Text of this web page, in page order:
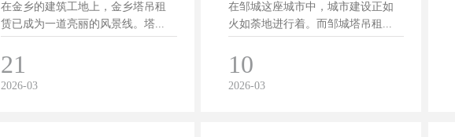
章
在金乡的建筑工地上，金乡塔吊租
赁已成为一道亮丽的风景线。塔...
21
2026-03
的强劲引擎
在邹城这座城市中，城市建设正如
火如荼地进行着。而邹城塔吊租...
10
2026-03